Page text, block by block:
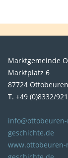
Marktgemeinde
Marktplatz 6
87724 Ottobeuren
T. +49 (0)8332/
geschichte.de
www.ottobeuren-